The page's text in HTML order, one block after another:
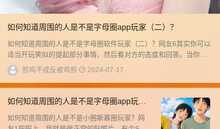
如何知道周围的人是不是字母圈app玩家（二）？
如何知道周围的人是不是字母圈软件玩家（二）？网友6其实你可以
适当开玩笑似的提起部分事情，然后看对方的态度和回答。当你听
到意外的消...
煎鸡不成反被鸡煎 2024-07-17
如何知道周围的人是不是字母圈app玩家
（一）？
如何知道周围的人是不是小圈斯慕圈玩家？网